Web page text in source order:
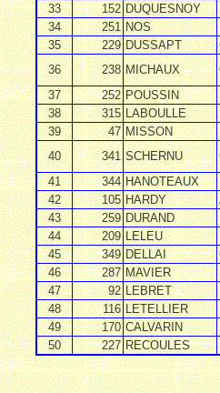
33
152 DUQUESNOY
34
251 NOS
35
229 DUSSAPT
36
238 MICHAUX
37
252 POUSSIN
38
315 LABOULLE
39
47 MISSON
40
341 SCHERNU
41
344 HANOTEAUX
42
105 HARDY
43
259 DURAND
44
209 LELEU
45
349 DELLAI
46
287 MAVIER
47
92 LEBRET
48
116 LETELLIER
49
170 CALVARIN
50
227 RECOULES